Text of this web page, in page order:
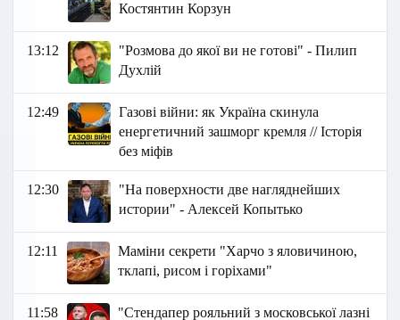
Костянтин Корзун
13:12
"Розмова до якої ви не готові" - Пилип
Духлій
12:49
Газові війни: як Україна скинула
енергетичний зашморг кремля // Історія
без міфів
12:30
"На поверхности две нагляднейших
истории" - Алексей Копытько
12:11
Маміни секрети "Харчо з яловичиною,
тклапі, рисом і горіхами"
11:58 "Стендапер рояльний з московської лазні